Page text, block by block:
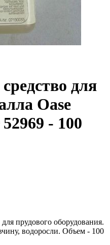
для
Oase
- 100
прудового оборудования.
водоросли. Объем - 100